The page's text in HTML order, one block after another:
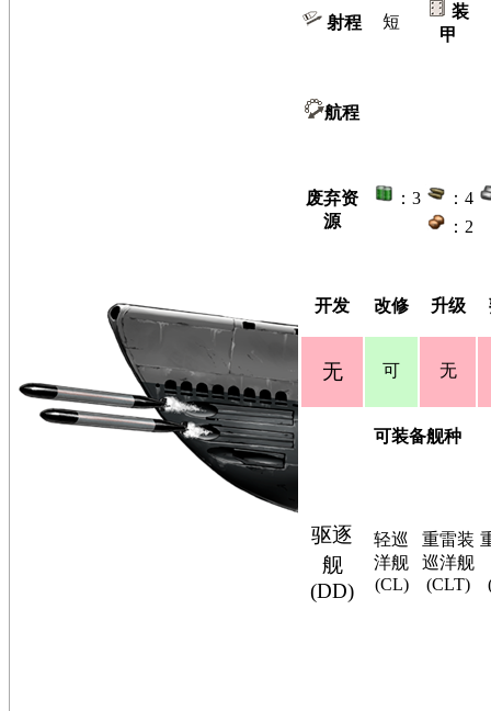
射程 短
装
甲
航程
废弃资
源
：3
：4
：2
开发 改修 升级
无 可 无
可装备舰种
驱逐
舰
(DD)
轻巡
洋舰
(CL)
重雷装
巡洋舰
(CLT)